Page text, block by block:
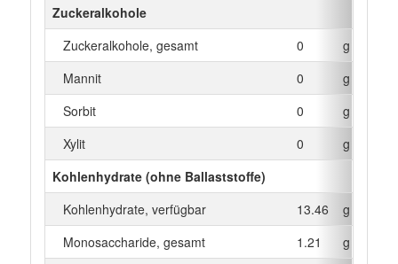
Zuckeralkohole
Zuckeralkohole, gesamt
0
g
Mannit
0
g
Sorbit
0
g
Xylit
0
g
Kohlenhydrate (ohne Ballaststoffe)
Kohlenhydrate, verfügbar
13.46
g
Monosaccharide, gesamt
1.21
g